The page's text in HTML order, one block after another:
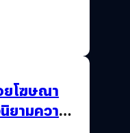
ยโฆษณา
นิยามความ